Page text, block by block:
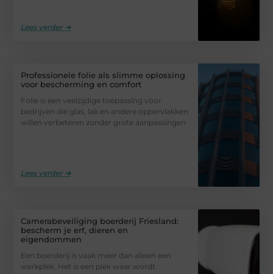
Lees verder ➜
Professionele folie als slimme oplossing
voor bescherming en comfort
Folie is een veelzijdige toepassing voor
bedrijven die glas, lak en andere oppervlakken
willen verbeteren zonder grote aanpassingen
Lees verder ➜
Camerabeveiliging boerderij Friesland:
bescherm je erf, dieren en
eigendommen
Een boerderij is vaak meer dan alleen een
werkplek. Het is een plek waar wordt